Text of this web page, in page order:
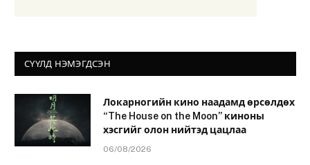
СҮҮЛД НЭМЭГДСЭН
Локарногийн кино наадамд өрсөлдөх
“The House on the Moon” киноны
хэсгийг олон нийтэд цацлаа
06/08/2026